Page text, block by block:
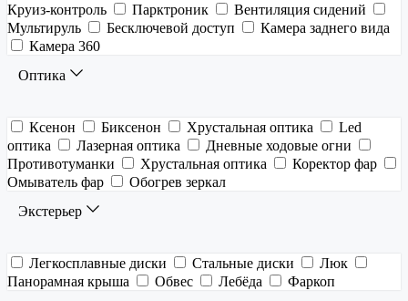
Круиз-контроль
Парктроник
Вентиляция сидений
Мультируль
Бесключевой доступ
Камера заднего вида
Камера 360
Оптика
Ксенон Биксенон Хрустальная оптика
Led
оптика
Лазерная оптика
Дневные ходовые огни
Противотуманки
Хрустальная оптика
Коректор фар
Омыватель фар
Обогрев зеркал
Экстерьер
Легкосплавные диски Стальные диски
Люк
Панорамная крыша
Обвес Лебёда
Фаркоп